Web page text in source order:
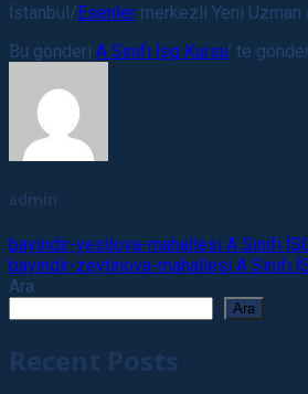
İstanbul/Esenler merkezli Yeni
Bu gönderi A Sınıfı İsg Kursu’ te
admin
bayindir-yesilova-mahallesi A Sınıfı
bayindir-zeytinova-mahallesi A Sınıfı
Ara
Ara
Recent Posts